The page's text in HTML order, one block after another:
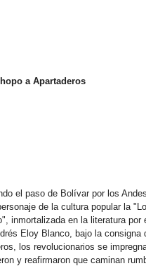
a Apartaderos
el paso de Bolívar por los
de la cultura popular la
inmortalizada en la literatura por
Eloy Blanco, bajo la consigna
los revolucionarios se
y reafirmaron que caminan